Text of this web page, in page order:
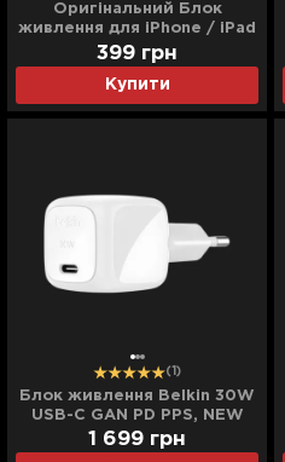
Оригінальний Блок
живлення для iPhone / iPad
(5W/1A)
Купити
399 грн
(1)
Блок живлення Belkin 30W
USB-С GAN PD PPS, NEW
(White)
1 699 грн